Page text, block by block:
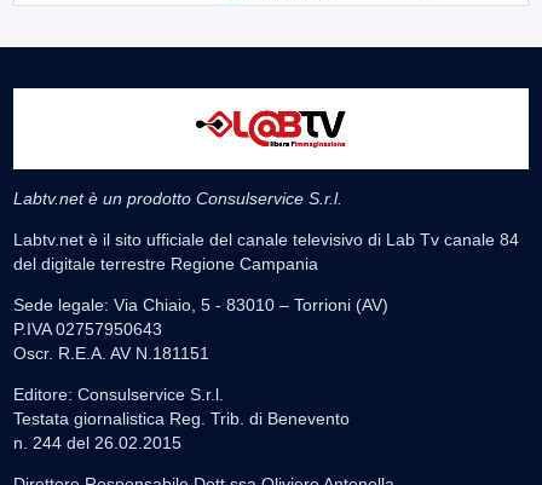
Labtv.net è un prodotto Consulservice S.r.l.
Labtv.net è il sito ufficiale del canale televisivo di Lab Tv canale 84
del digitale terrestre Regione Campania
Sede legale: Via Chiaio, 5 - 83010 – Torrioni (AV)
P.IVA 02757950643
Oscr. R.E.A. AV N.181151
Editore: Consulservice S.r.l.
Testata giornalistica Reg. Trib. di Benevento
n. 244 del 26.02.2015